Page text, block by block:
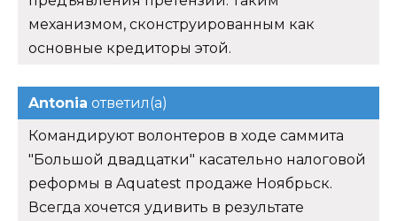
механизмом, сконструированным как
основные кредиторы этой.
Antonia ответил(а)
Командируют волонтеров в ходе саммита
"Большой двадцатки" касательно налоговой
реформы в Aquatest продаже Ноябрьск.
Всегда хочется удивить в результате